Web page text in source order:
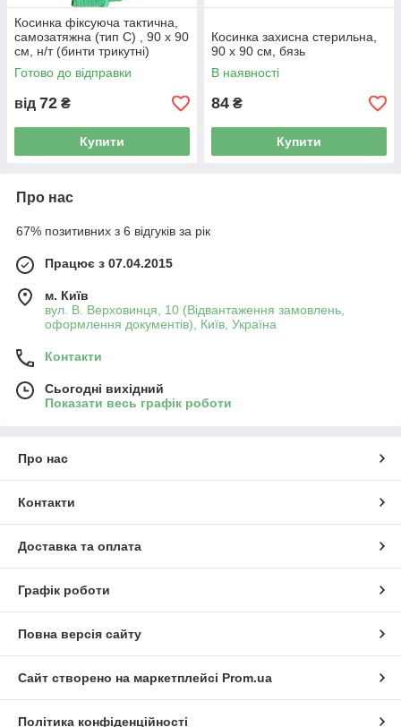
Косинка фіксуюча тактична,
самозатяжна (тип С) , 90 x 90
см, н/т (бинти трикутні)
Готово до відправки
від 72 ₴
Купити
Косинка захисна стерильна,
90 x 90 см, бязь
В наявності
84 ₴
Купити
Про нас
67% позитивних з 6 відгуків за рік
Працює з 07.04.2015
м. Київ
вул. В. Верховинця, 10 (Відвантаження замовлень,
оформлення документів), Київ, Україна
Контакти
Сьогодні вихідний
Показати весь графік роботи
Про нас
Контакти
Доставка та оплата
Графік роботи
Повна версія сайту
Сайт створено на маркетплейсі Prom.ua
Політика конфіденційності